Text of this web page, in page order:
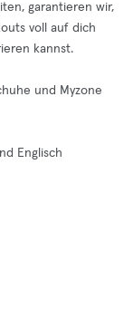
garantieren wir,
voll auf dich
kannst.
und Myzone
Englisch